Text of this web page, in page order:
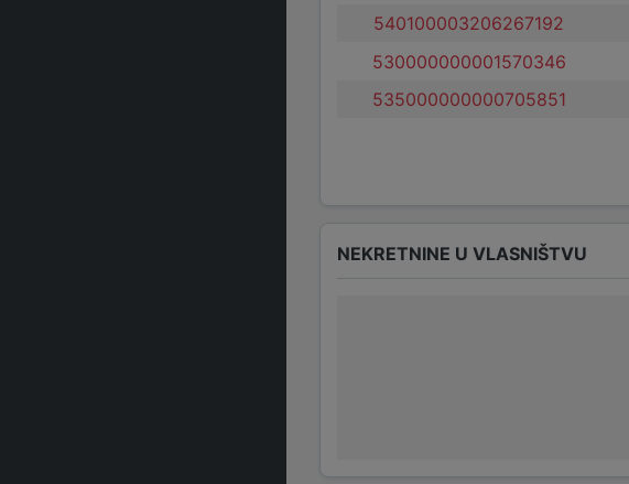
540100003206267192
530000000001570346
535000000000705851
NEKRETNINE U VLASNIŠTVU